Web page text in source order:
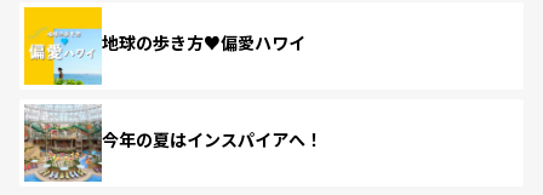
地球の歩き方♥偏愛ハワイ
今年の夏はインスパイアへ！